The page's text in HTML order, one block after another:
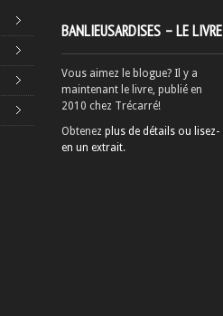
BANLIEUSARDISES – LE LIVRE
Vous aimez le blogue? Il y a
maintenant le livre, publié en
2010 chez Trécarré!
Obtenez plus de détails ou lisez-
en un extrait.